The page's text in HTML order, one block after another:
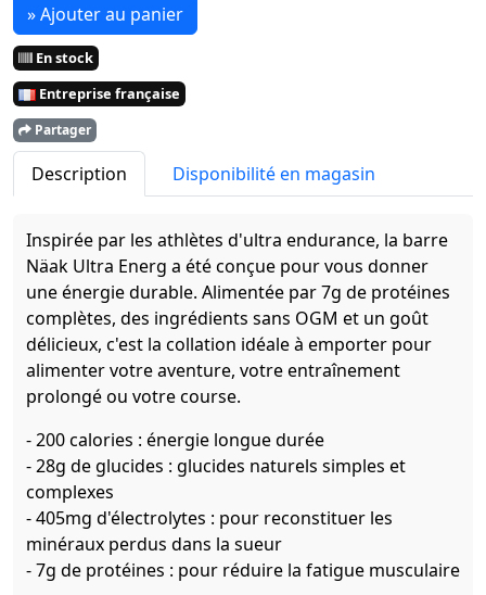
» Ajouter au panier
En stock
Entreprise française
Partager
Description Disponibilité en magasin
Inspirée par les athlètes d'ultra endurance, la barre
Näak Ultra Energ a été conçue pour vous donner
une énergie durable. Alimentée par 7g de protéines
complètes, des ingrédients sans OGM et un goût
délicieux, c'est la collation idéale à emporter pour
alimenter votre aventure, votre entraînement
prolongé ou votre course.
- 200 calories : énergie longue durée
- 28g de glucides : glucides naturels simples et
complexes
- 405mg d'électrolytes : pour reconstituer les
minéraux perdus dans la sueur
- 7g de protéines : pour réduire la fatigue musculaire